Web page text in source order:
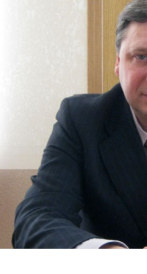
Перейти к основному содержанию